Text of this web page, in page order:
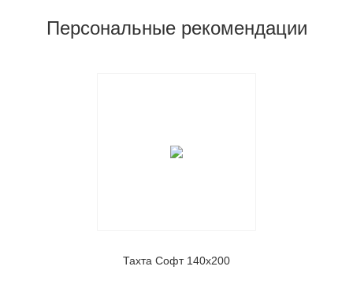
Персональные рекомендации
Тахта Софт 140х200